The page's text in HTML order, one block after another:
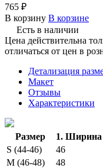
765 ₽
В корзину В корзине
Есть в наличии
Цена действительна
отличаться от цен в
Детализация
Макет
Отзывы
Характеристики
Размер 1. Ширина
S (44-46)
46
M (46-48)
48